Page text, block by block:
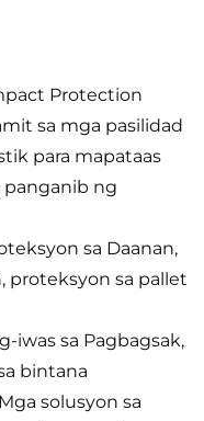
Protection
sa mga pasilidad
para mapataas
panganib ng
sa Daanan,
proteksyon sa pallet
iwas sa Pagbagsak,
bintana
solusyon sa